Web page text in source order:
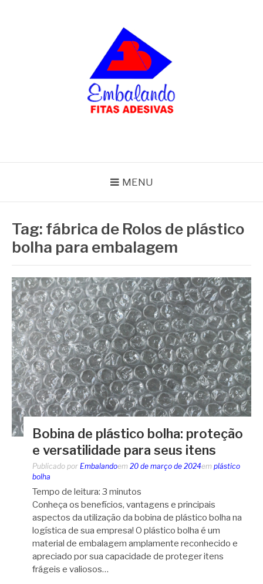
MENU
Tag: fábrica de Rolos de plástico
bolha para embalagem
Bobina de plástico bolha: proteção
e versatilidade para seus itens
Publicado por Embalandoem 20 de março de 2024em plástico
bolha
Tempo de leitura: 3 minutos
Conheça os benefícios, vantagens e principais
aspectos da utilização da bobina de plástico bolha na
logística de sua empresa! O plástico bolha é um
material de embalagem amplamente reconhecido e
apreciado por sua capacidade de proteger itens
frágeis e valiosos…